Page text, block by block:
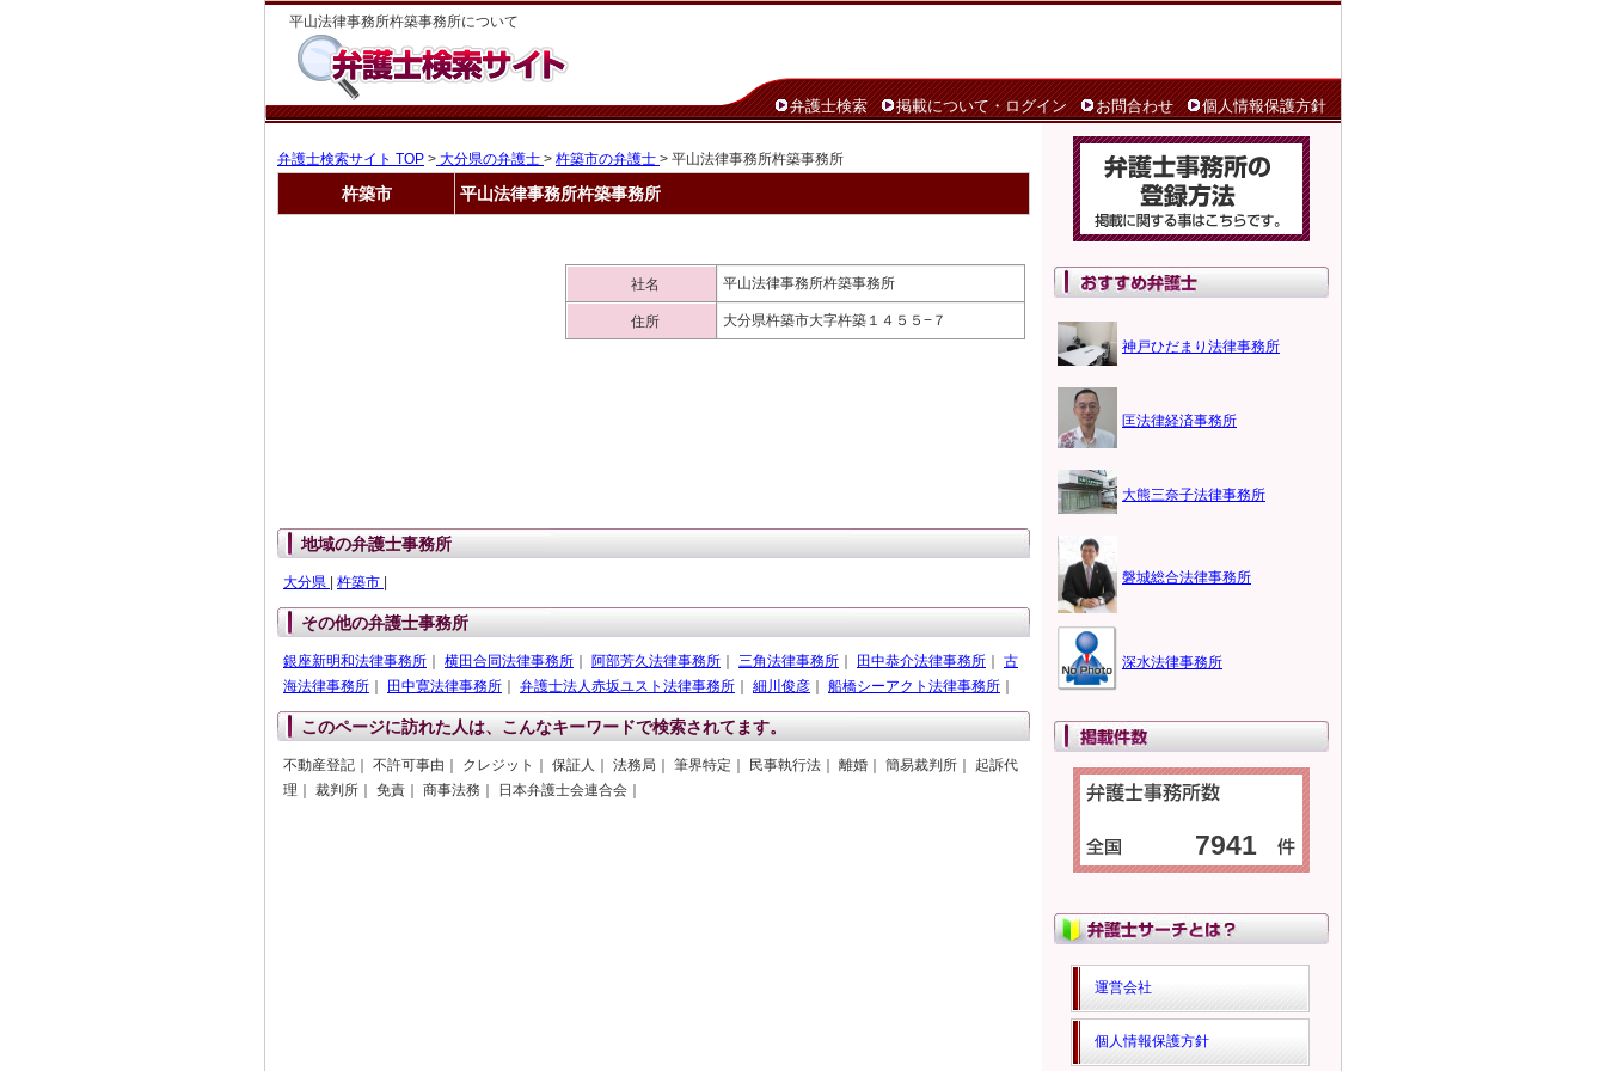
平山法律事務所杵築事務所について
弁護士検索 掲載について・ログイン お問合わせ 個人情報保護方針
弁護士検索サイト TOP > 大分県の弁護士 > 杵築市の弁護士 > 平山法律事務所杵築事務所
杵築市 平山法律事務所杵築事務所
社名 平山法律事務所杵築事務所
住所 大分県杵築市大字杵築１４５５−７
地域の弁護士事務所
大分県 杵築市
その他の弁護士事務所
銀座新明和法律事務所 横田合同法律事務所 阿部芳久法律事務所 三角法律事務所 田中恭介法律事務所
古
海法律事務所
田中寛法律事務所 弁護士法人赤坂ユスト法律事務所 細川俊彦 船橋シーアクト法律事務所
このページに訪れた人は、こんなキーワードで検索されてます。
不動産登記｜ 不許可事由｜ クレジット｜ 保証人｜ 法務局｜ 筆界特定｜ 民事執行法｜ 離婚｜ 簡易裁判所｜ 起訴代
理｜ 裁判所｜ 免責｜ 商事法務｜ 日本弁護士会連合会｜
神戸ひだまり法律事務所
匡法律経済事務所
大熊三奈子法律事務所
磐城総合法律事務所
深水法律事務所
7941
運営会社
個人情報保護方針